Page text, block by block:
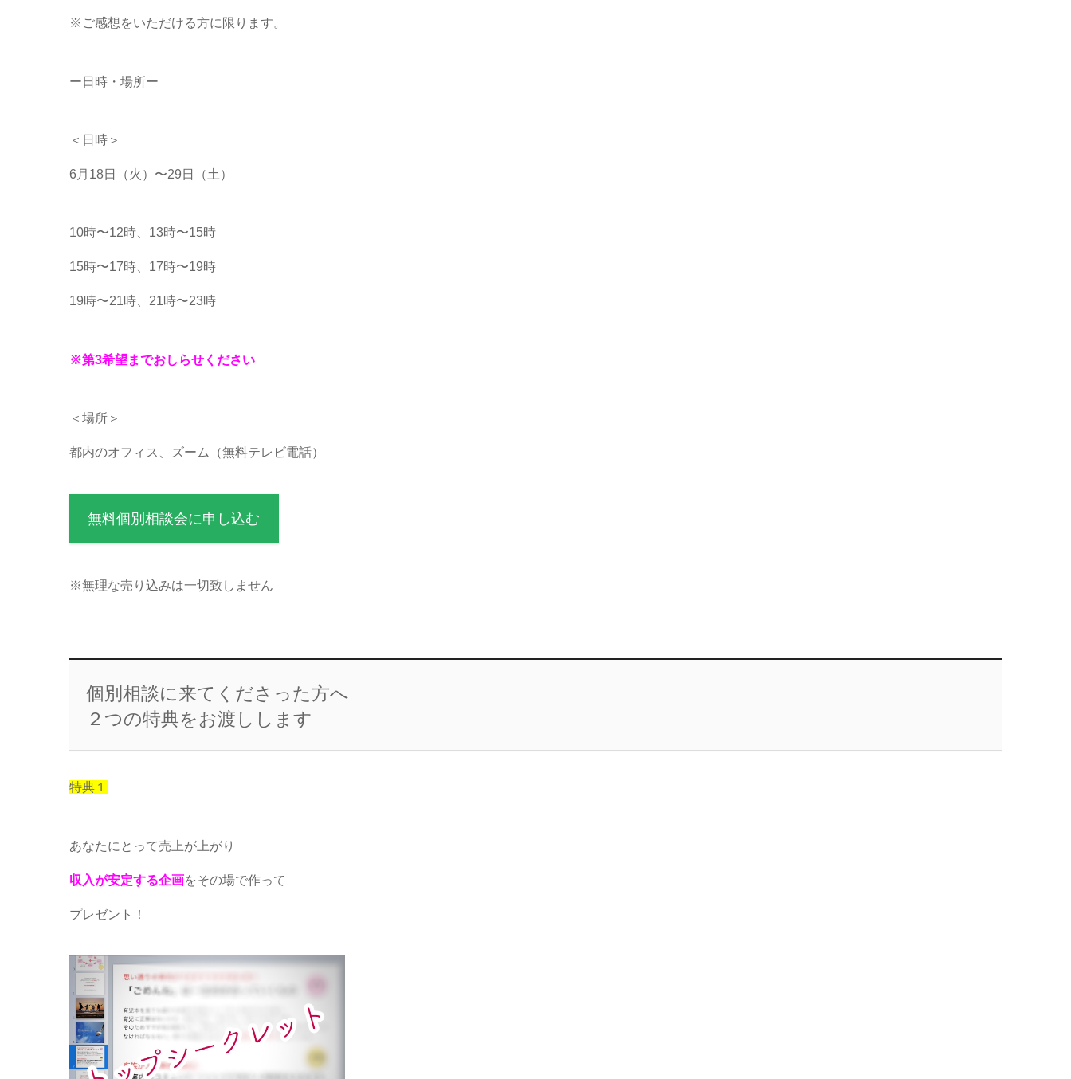
※ご感想をいただける方に限ります。
ー日時・場所ー
＜日時＞
6月18日（火）〜29日（土）
10時〜12時、13時〜15時
15時〜17時、17時〜19時
19時〜21時、21時〜23時
※第3希望までおしらせください
＜場所＞
都内のオフィス、ズーム（無料テレビ電話）
無料個別相談会に申し込む
※無理な売り込みは一切致しません
個別相談に来てくださった方へ
２つの特典をお渡しします
特典１
あなたにとって売上が上がり
収入が安定する企画をその場で作って
プレゼント！